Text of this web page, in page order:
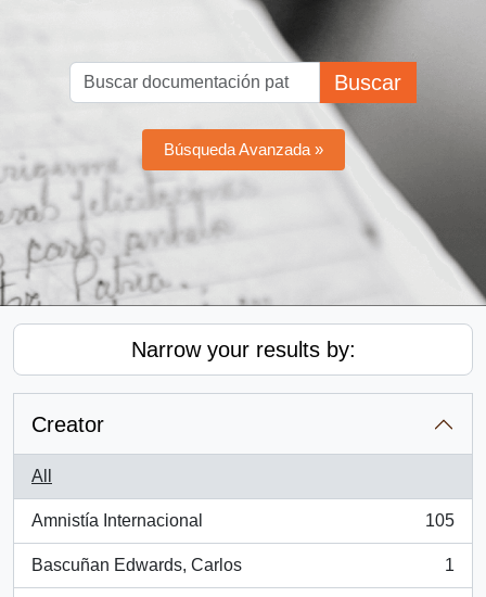
Buscar
Búsqueda Avanzada »
Narrow your results by:
Creator
All
Amnistía Internacional
, 105 results
105
Bascuñan Edwards, Carlos
, 1 results
1